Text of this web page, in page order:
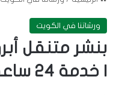
ورشاتنا في الكويت
| خدمة 24 ساعة